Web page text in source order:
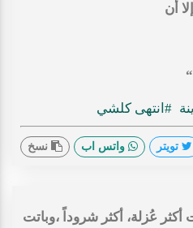
أن
#انتهى كلشي
تويتر واتس اب نسخ
عُزلة، أكثر شروداً ،وباتت